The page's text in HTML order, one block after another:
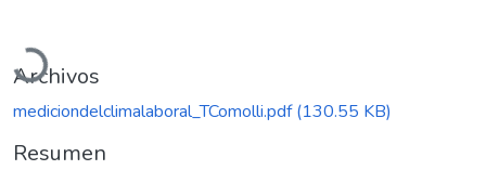
Cargando...
Archivos
mediciondelclimalaboral_TComolli.pdf(130.55 KB)
Resumen